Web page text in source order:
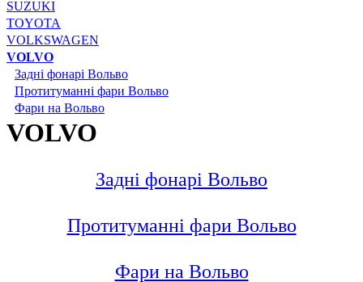
SUZUKI
TOYOTA
VOLKSWAGEN
VOLVO
Задні фонарі Вольво
Протитуманні фари Вольво
Фари на Вольво
VOLVO
Задні фонарі Вольво
Протитуманні фари Вольво
Фари на Вольво